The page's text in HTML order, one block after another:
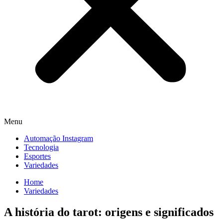
Menu
Automação Instagram
Tecnologia
Esportes
Variedades
Home
Variedades
A história do tarot: origens e significados